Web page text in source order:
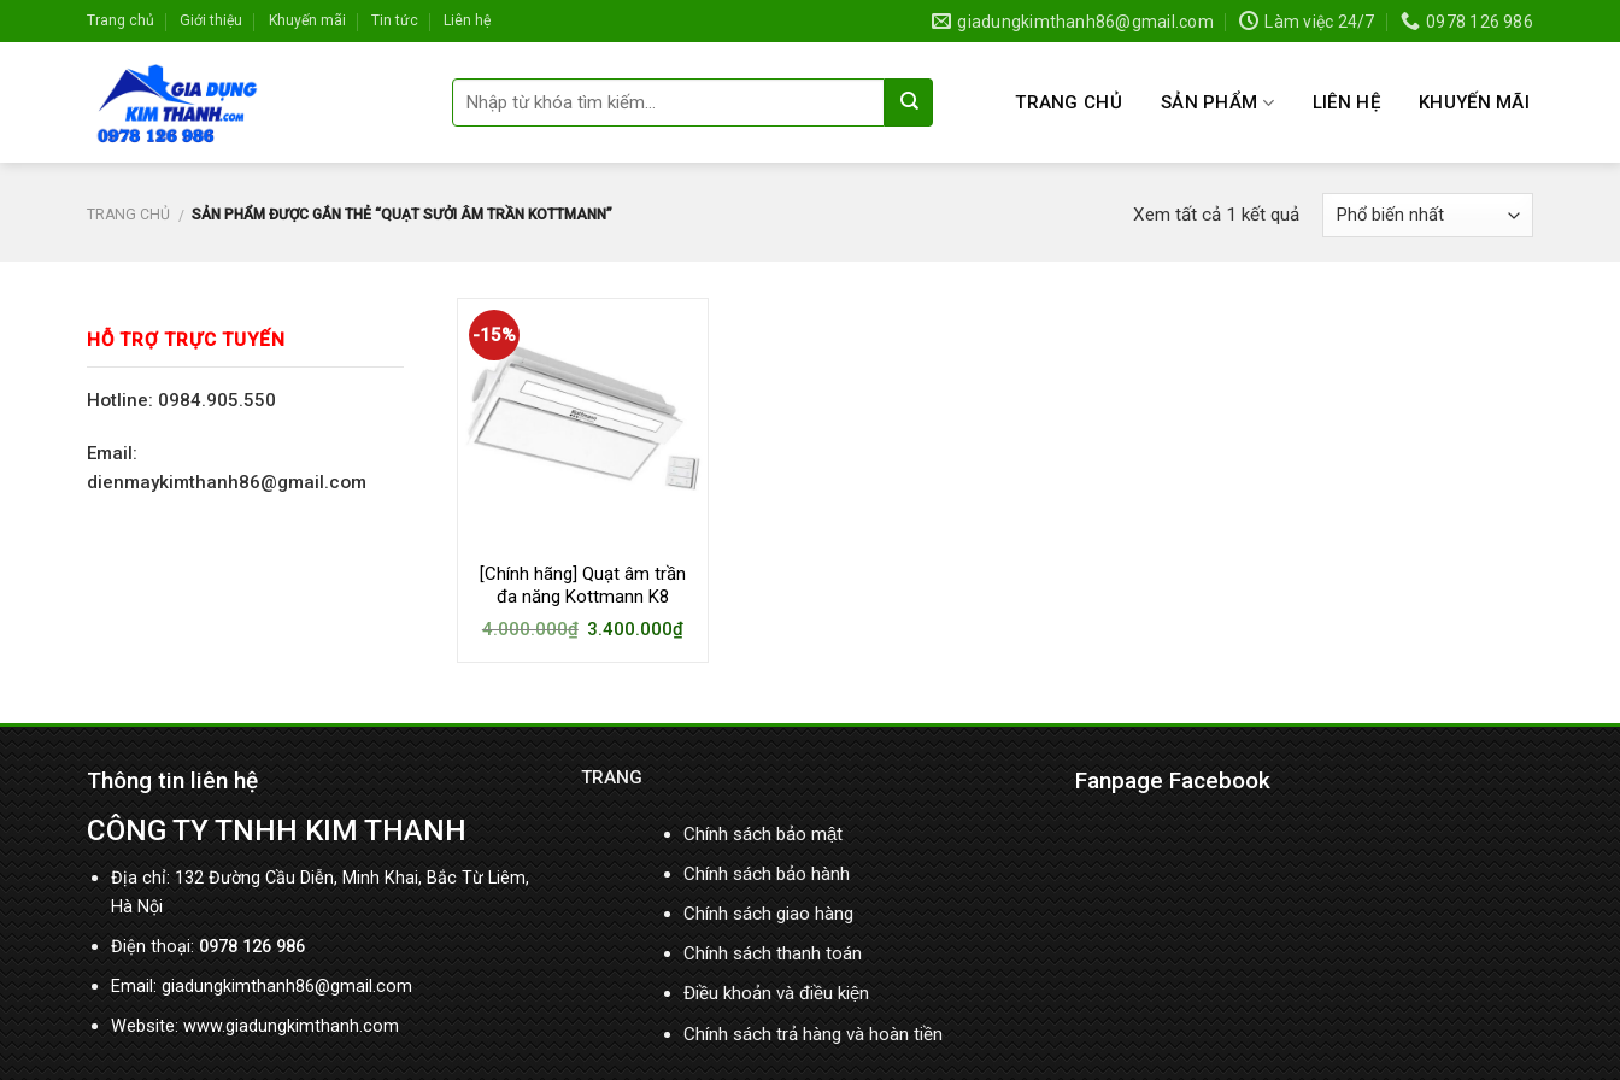
to
Trang chủ Giới thiệu Khuyến mãi Tin tức Liên hệ giadungkimthanh86@gmail.com Làm việc 24/7 0978 126 986
TRANG CHỦ SẢN PHẨM LIÊN HỆ KHUYẾN MÃI
TRANG CHỦ / SẢN PHẨM ĐƯỢC GẮN THẺ “QUẠT SƯỞI ÂM TRẦN KOTTMANN” Xem tất cả 1 kết quả
HỖ TRỢ TRỰC TUYẾN
Hotline: 0984.905.550
Email:
dienmaykimthanh86@gmail.com
-15%
[Chính hãng] Quạt âm trần
đa năng Kottmann K8
4.000.000₫ 3.400.000₫
Thông tin liên hệ
CÔNG TY TNHH KIM THANH
Địa chỉ: 132 Đường Cầu Diễn, Minh Khai, Bắc Từ Liêm,
Hà Nội
Điện thoại:0978 126 986
Email: giadungkimthanh86@gmail.com
Website: www.giadungkimthanh.com
TRANG
Chính sách bảo mật
Chính sách bảo hành
Chính sách giao hàng
Chính sách thanh toán
Điều khoản và điều kiện
Chính sách trả hàng và hoàn tiền
Fanpage Facebook